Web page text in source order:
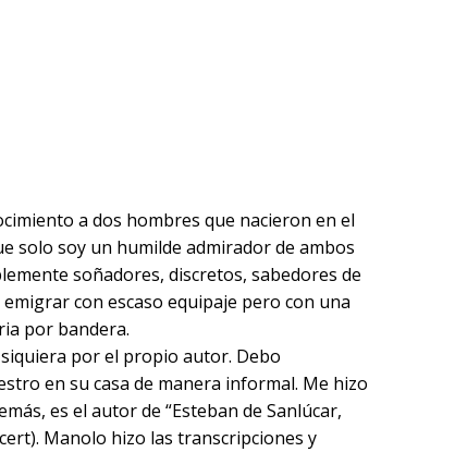
a dos hombres que nacieron en el
solo soy un humilde admirador de ambos
soñadores, discretos, sabedores de
con escaso equipaje pero con una
por bandera.
siquiera por el propio autor. Debo
en su casa de manera informal. Me hizo
es el autor de “Esteban de Sanlúcar,
Manolo hizo las transcripciones y